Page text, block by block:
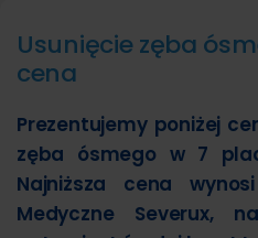
Usunięcie zęba
cena
Prezentujemy poniżej
zęba ósmego w 7
Najniższa cena
Medyczne Severux,